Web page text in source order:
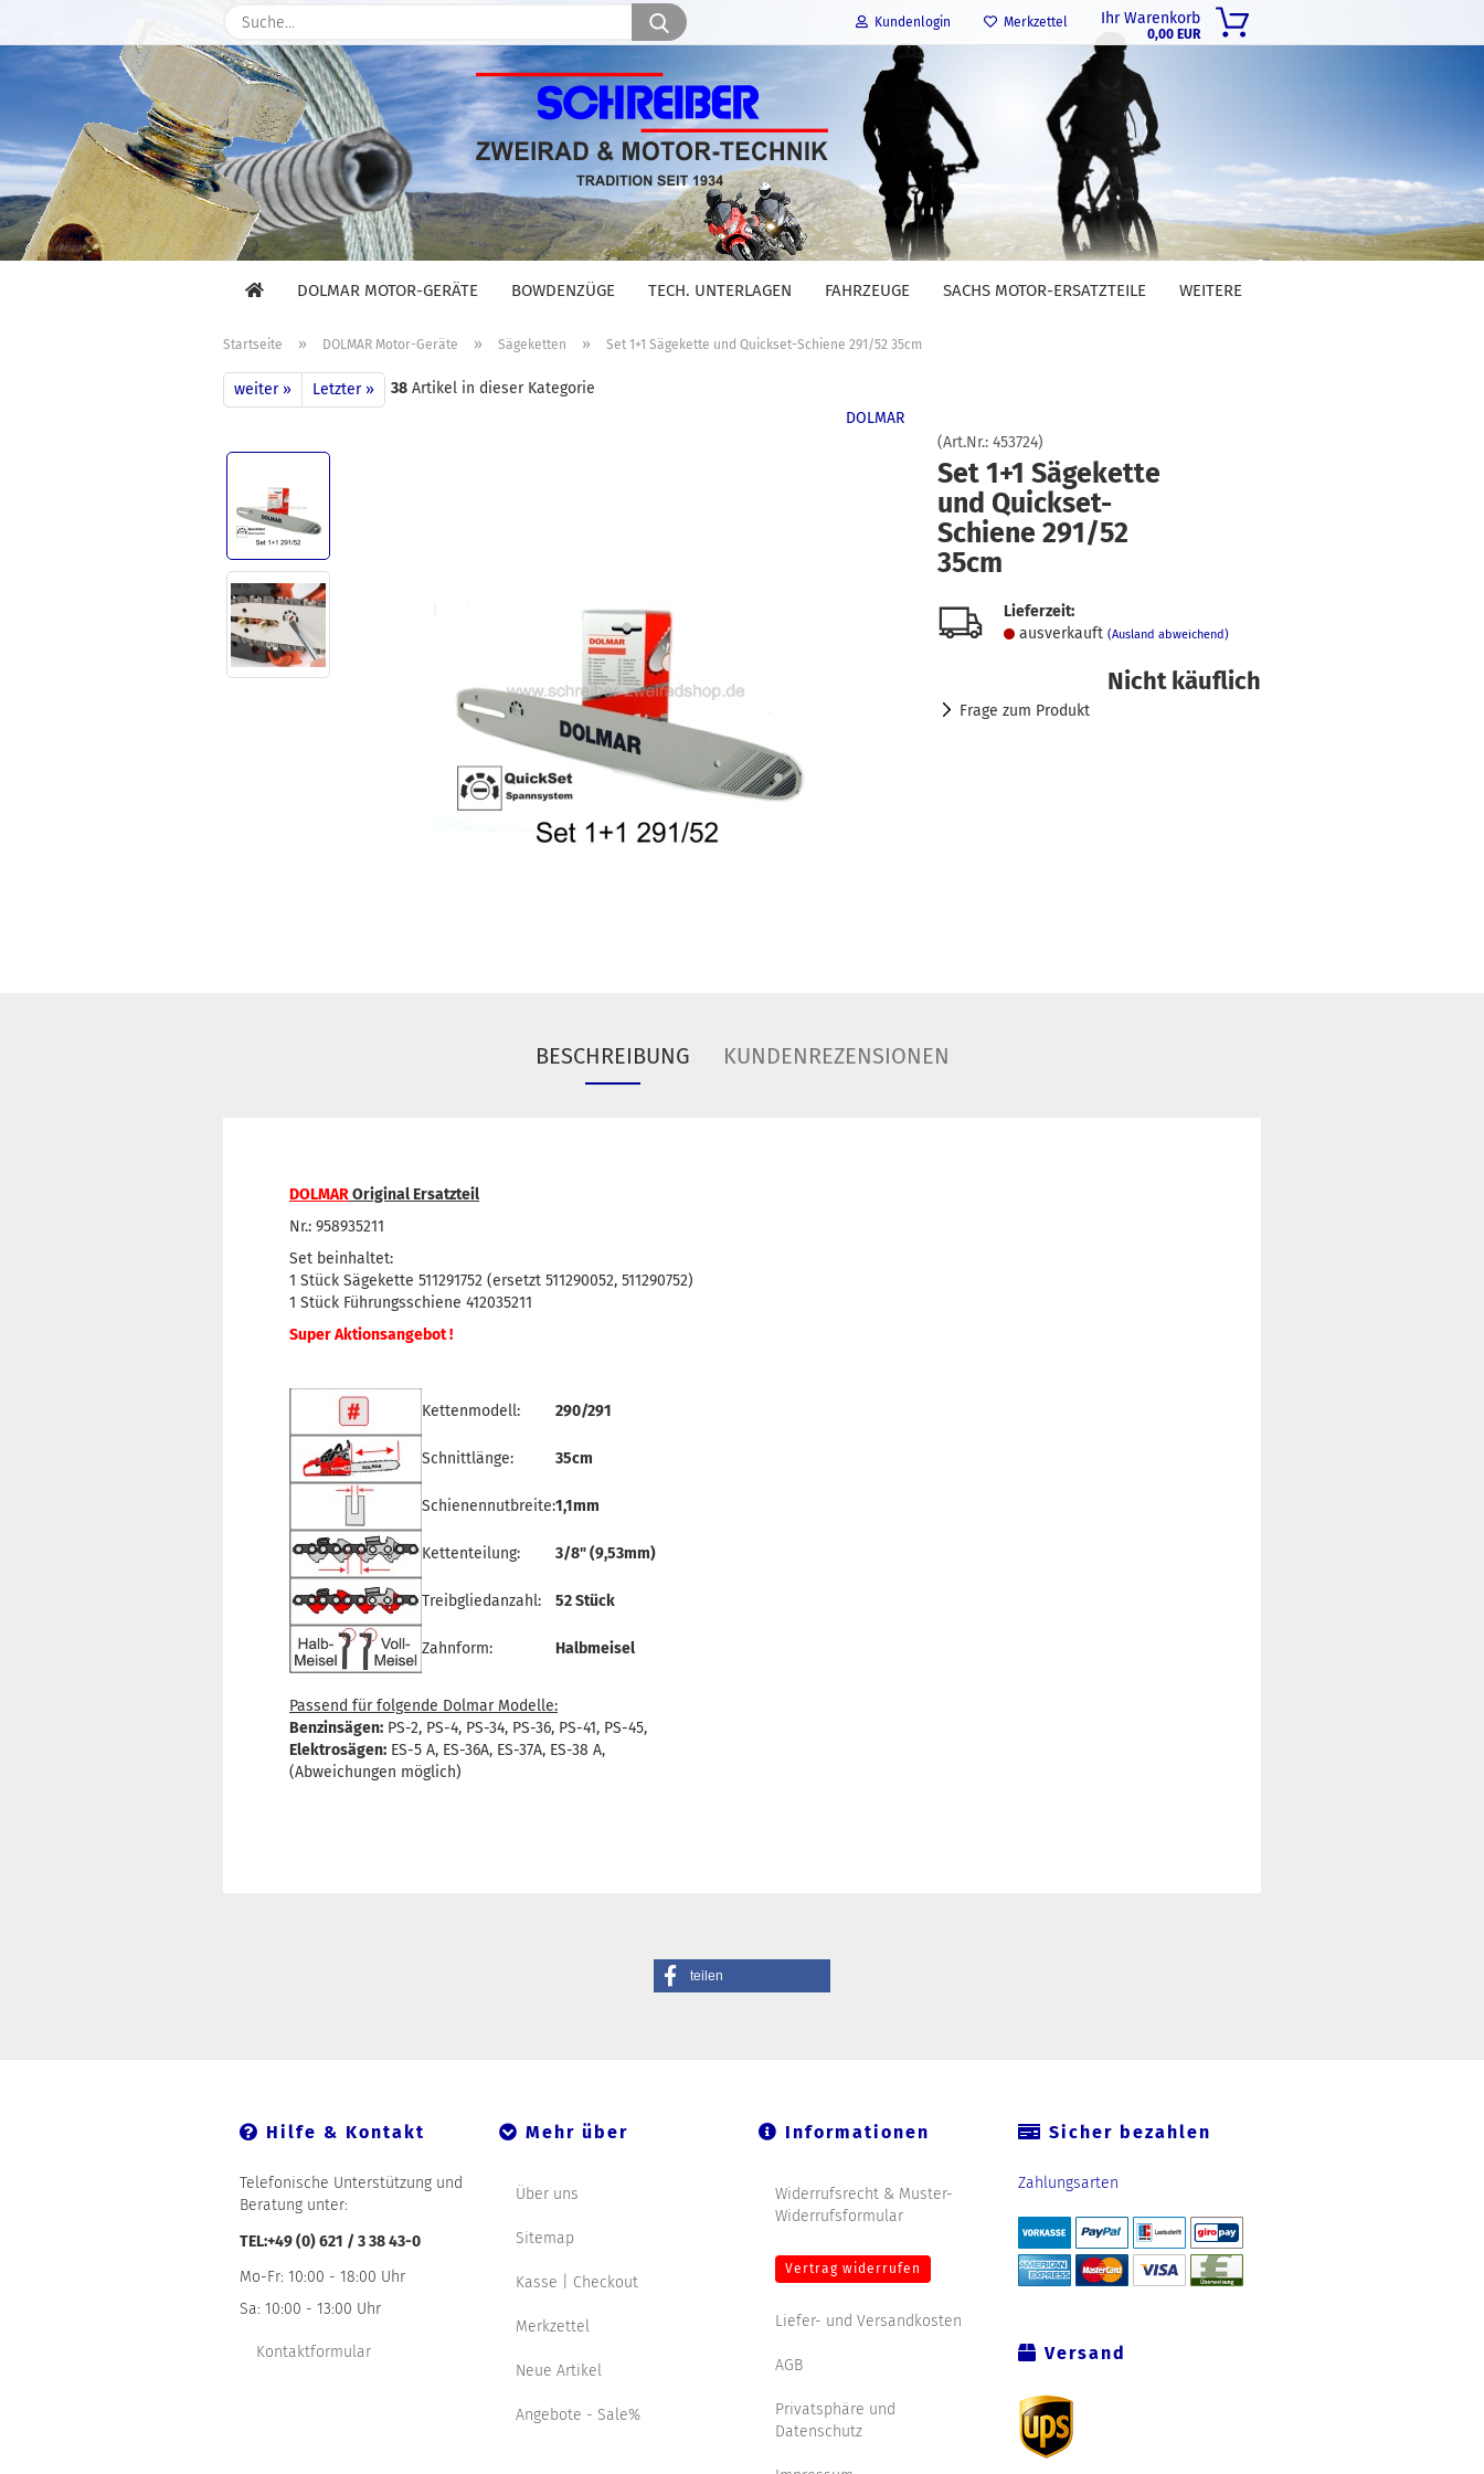
Kundenlogin
E-Mail
Passwort
Konto erstellen
Merkzettel
Suche... Ihr Warenkorb
0,00 EUR
DOLMAR MOTOR-GERÄTE BOWDENZÜGE TECH. UNTERLAGEN FAHRZEUGE SACHS MOTOR-ERSATZTEILE WEITERE
Startseite » DOLMAR Motor-Geräte » Sägeketten » Set 1+1 Sägekette und Quickset-Schiene 291/52 35cm
weiter » Letzter » 38 Artikel in dieser Kategorie
DOLMAR
(Art.Nr.: 453724)
Set 1+1 Sägekette
und Quickset-
Schiene 291/52
35cm
Lieferzeit:
ausverkauft (Ausland abweichend)
Nicht käuflich
Frage zum Produkt
BESCHREIBUNG KUNDENREZENSIONEN
DOLMAROriginal Ersatzteil
Nr.: 958935211
Set beinhaltet:
1 Stück Sägekette 511291752 (ersetzt 511290052, 511290752)
1 Stück Führungsschiene 412035211
Super Aktionsangebot !
Kettenmodell: 290/291
Schnittlänge: 35cm
Schienennutbreite:1,1mm
Kettenteilung: 3/8" (9,53mm)
Treibgliedanzahl: 52 Stück
Zahnform: Halbmeisel
Passend für folgende Dolmar Modelle:
Benzinsägen: PS-2, PS-4, PS-34, PS-36, PS-41, PS-45,
Elektrosägen: ES-5 A, ES-36A, ES-37A, ES-38 A,
(Abweichungen möglich)
teilen
Hilfe & Kontakt
Telefonische Unterstützung und
Beratung unter:
TEL:+49 (0) 621 / 3 38 43-0
Mo-Fr: 10:00 - 18:00 Uhr
Sa: 10:00 - 13:00 Uhr
Kontaktformular
Mehr über
Über uns
Sitemap
Kasse | Checkout
Merkzettel
Neue Artikel
Angebote - Sale%
Informationen
Widerrufsrecht & Muster-
Widerrufsformular
Vertrag widerrufen
Liefer- und Versandkosten
AGB
Privatsphäre und
Datenschutz
Sicher bezahlen
Zahlungsarten
Versand